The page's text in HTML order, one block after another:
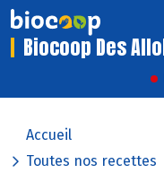
Biocoop Des
Accueil
Toutes nos recettes